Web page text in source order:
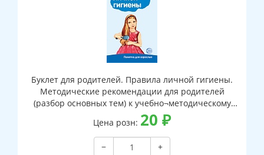
Буклет для родителей. Правила личной гигиены.
Методические рекомендации для родителей
(разбор основных тем) к учебно¬методическому
пособию “Правила личной гигиены.”
Цена розн: 20 ₽
−
+